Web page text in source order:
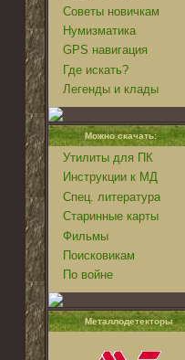
Советы новичкам
Нумизматика
GPS навигация
Где искать?
Легенды и клады
Можно скачать:
Утилиты для ПК
Инструкции к МД
Спец. литература
Старинные карты
Фильмы
Поисковикам
По войне
Металлодетекторы